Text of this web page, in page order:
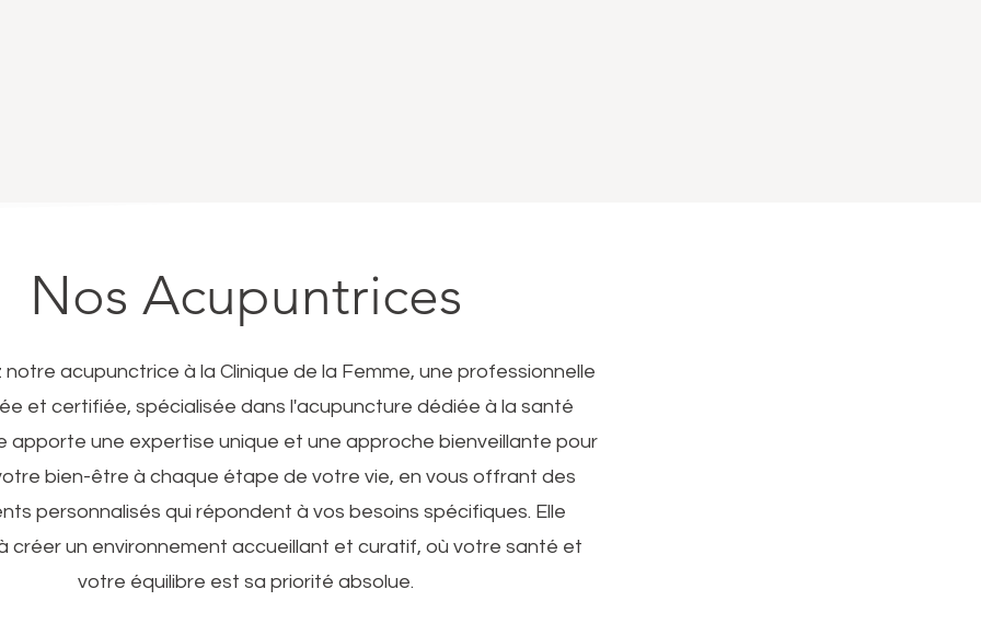
Nos Acupuntrices
acupunctrice à la Clinique de la Femme, une professionnelle
et certifiée, spécialisée dans l'acupuncture dédiée à la santé
apporte une expertise unique et une approche bienveillante pour
bien-être à chaque étape de votre vie, en vous offrant des
personnalisés qui répondent à vos besoins spécifiques. Elle
créer un environnement accueillant et curatif, où votre santé et
votre équilibre est sa priorité absolue.